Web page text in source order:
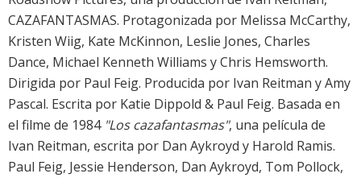
CAZAFANTASMAS. Protagonizada por Melissa McCarthy,
Kristen Wiig, Kate McKinnon, Leslie Jones, Charles
Dance, Michael Kenneth Williams y Chris Hemsworth.
Dirigida por Paul Feig. Producida por Ivan Reitman y Amy
Pascal. Escrita por Katie Dippold & Paul Feig. Basada en
el filme de 1984 "Los cazafantasmas", una película de
Ivan Reitman, escrita por Dan Aykroyd y Harold Ramis.
Paul Feig, Jessie Henderson, Dan Aykroyd, Tom Pollock,